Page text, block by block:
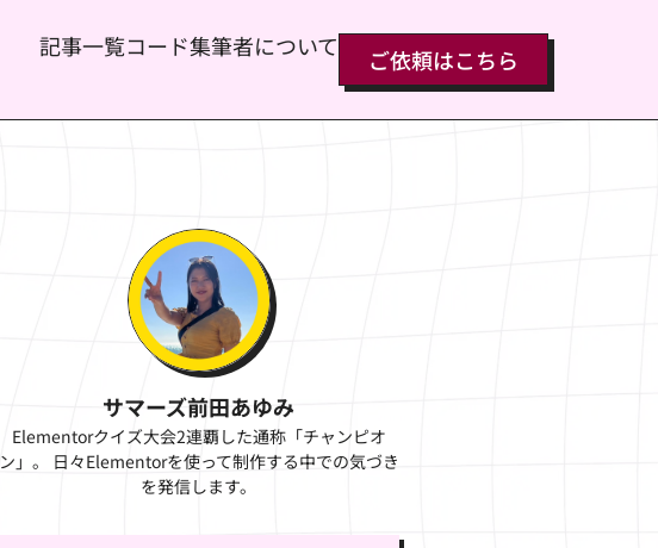
記事一覧コード集筆者について ご依頼はこちら
サマーズ前田あゆみ
Elementorクイズ大会2連覇した通称「チャンピオ
ン」。 日々Elementorを使って制作する中での気づき
を発信します。